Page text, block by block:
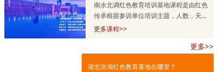
南水北调红色教育培训基地课程是由红色
传承根据参训单位培训主题，人数，天
数，预算等量身定制的，培训课程方案分
更多课程>>
更多>>
湖北洪湖红色教育基地在哪里？